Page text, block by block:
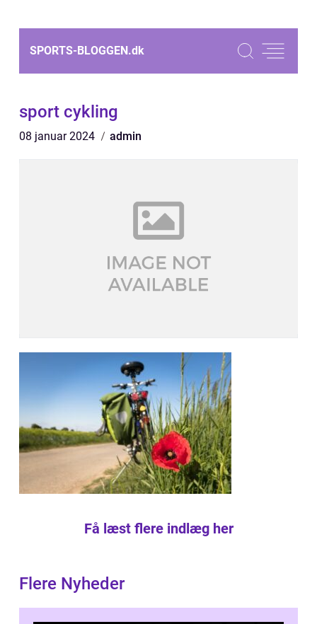
SPORTS-BLOGGEN.dk
sport cykling
08 januar 2024 admin
Få læst flere indlæg her
Flere Nyheder